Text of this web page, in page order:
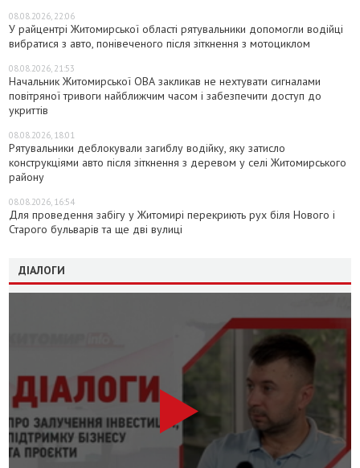
08.08.2026, 22:06
У райцентрі Житомирської області рятувальники допомогли водійці
вибратися з авто, понівеченого після зіткнення з мотоциклом
08.08.2026, 21:53
Начальник Житомирської ОВА закликав не нехтувати сигналами
повітряної тривоги найближчим часом і забезпечити доступ до
укриттів
08.08.2026, 18:01
Рятувальники деблокували загиблу водійку, яку затисло
конструкціями авто після зіткнення з деревом у селі Житомирського
району
08.08.2026, 16:54
Для проведення забігу у Житомирі перекриють рух біля Нового і
Старого бульварів та ще дві вулиці
ДІАЛОГИ